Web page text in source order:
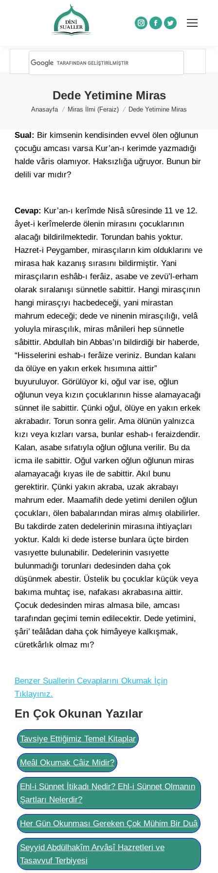
Instagram
Facebook
Twitter
Dede Yetimine Miras
You are here:
Anasayfa Miras İlmi (Feraiz) Dede Yetimine Miras
Sual: Bir kimsenin kendisinden evvel ölen oğlunun
çocuğu amcası varsa Kur’an-ı kerimde yazmadığı
halde vâris olamıyor. Haksızlığa uğruyor. Bunun bir
delili var mıdır?
Cevap: Kur’an-ı kerîmde Nisâ sûresinde 11 ve 12.
âyet-i kerîmelerde ölenin mirasını çocuklarının
alacağı bildirilmektedir. Torundan bahis yoktur.
Hazret-i Peygamber, mirasçıların kim olduklarını ve
mirasa hak kazanış sırasını bildirmiştir. Yani
mirasçıların eshâb-ı ferâiz, asabe ve zevü’l-erham
olarak sıralanışı sünnetle sabittir. Hangi mirasçının
hangi mirasçıyı hacbedeceği, yani mirastan
mahrum edeceği; dede ve ninenin mirasçılığı, velâ
yoluyla mirasçılık, miras mânileri hep sünnetle
sâbittir. Abdullah bin Abbas’ın bildirdiği bir haberde,
“Hisselerini eshab-ı ferâize veriniz. Bundan kalanı
da ölüye en yakın erkek hısımına aittir”
buyuruluyor. Görülüyor ki, oğul var ise, oğlun
oğlunun veya kızın çocuklarının hisse alamayacağı
sünnet ile sabittir. Çünki oğul, ölüye en yakın erkek
akrabadır. Torun sonra gelir. Ama ölünün yalnızca
kızı veya kızları varsa, bunlar eshab-ı feraizdendir.
Kalan, asabe sıfatıyla oğlun oğluna verilir. Bu da
icma ile sabittir. Oğul varken oğlun oğlunun miras
alamayacağı kıyas ile de sabittir. Akıl bunu
gerektirir. Çünki yakın akraba, uzak akrabayı
mahrum eder. Maamafih dede yetimi denilen oğlun
çocukları, ölen babalarından miras almış olabilirler.
Bu takdirde zaten dedelerinin mirasına ihtiyaçları
yoktur. Kaldı ki dede isterse bunlara üçte birden
vasıyette bulunabilir. Dedelerinin vasıyette
bulunmadığı torunları dedesinden daha çok
düşünmek abestir. Üstelik bu çocuklar küçük veya
bakıma muhtaç ise, nafakası akrabasına aittir.
Çocuk dedesinden miras almasa bile, amcası
tarafından geçimi temin edilecektir. Dede yetimini,
şâri’ teâlâdan daha çok himâyeye kalkışmak,
cüretkârlık olmaz mı?
Benzer Suallerin Cevaplarını Okumak İçin
Tıklayınız.
En Çok Okunan Yazılar
Tavsiye Ettiğimiz Temel Kitaplar
Meâl Okumak Câiz Midir?
Ehl-i Sünnet İtikadı Nedir? Ehl-i Sünnet Olmanın
Şartları Nelerdir?
Her Gün Okunması Gereken Çok Mühim Bir Duâ
Seyyid Abdülhakîm Arvâsî Hazretleri ve
Tasavvuf Terbiyesi